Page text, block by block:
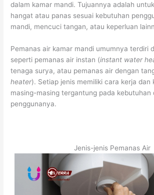
dalam kamar mandi. Tujuannya adalah
hangat atau panas sesuai kebutuhan
mandi, mencuci tangan, atau keperluan
Pemanas air kamar mandi umumnya terdiri
seperti pemanas air instan (instant water
tenaga surya, atau pemanas air dengan
heater). Setiap jenis memiliki cara kerja dan
masing-masing tergantung pada kebutuhan
penggunanya.
Jenis-jenis Pemanas Air